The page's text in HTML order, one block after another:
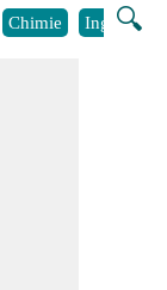
🔍
Chimie Ingénierie